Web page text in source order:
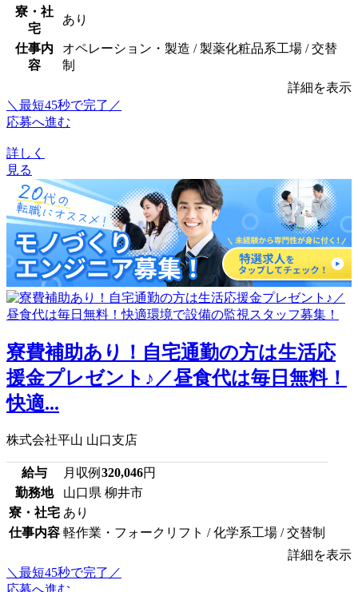
寮・社
宅
あり
仕事内
容
オペレーション・製造 / 製薬化粧品系工場 / 交替
制
詳細を表示
＼最短45秒で完了／
応募へ進む
詳しく
見る
寮費補助あり！自宅通勤の方は生活応
援金プレゼント♪／昼食代は毎日無料！
快適...
株式会社平山 山口支店
給与 月収例 320,046円
勤務地
山口県 柳井市
寮・社宅 あり
仕事内容 軽作業・フォークリフト / 化学系工場 / 交替制
詳細を表示
＼最短45秒で完了／
応募へ進む